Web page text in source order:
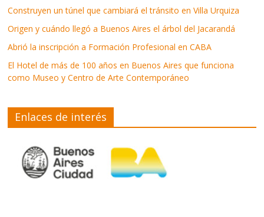
Construyen un túnel que cambiará el tránsito en Villa Urquiza
Origen y cuándo llegó a Buenos Aires el árbol del Jacarandá
Abrió la inscripción a Formación Profesional en CABA
El Hotel de más de 100 años en Buenos Aires que funciona
como Museo y Centro de Arte Contemporáneo
Enlaces de interés